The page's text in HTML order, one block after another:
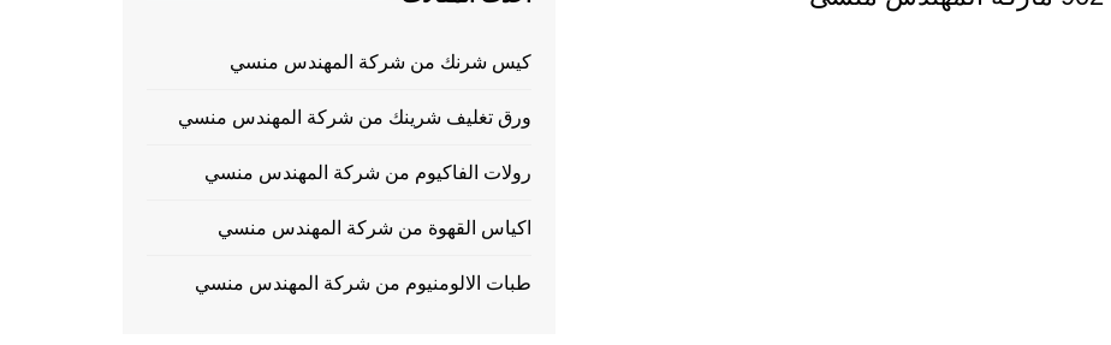
كيس شرنك من شركة المهندس منسي
ورق تغليف شرينك من شركة المهندس منسي
رولات الفاكيوم من شركة المهندس منسي
اكياس القهوة من شركة المهندس منسي
طبات الالومنيوم من شركة المهندس منسي